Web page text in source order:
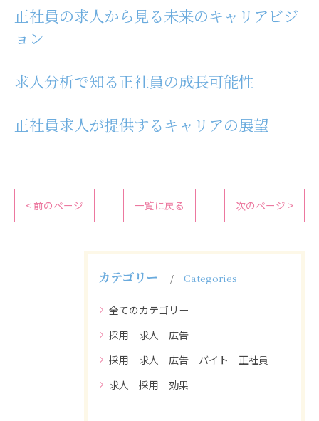
正社員の求人から見る未来のキャリアビジ
ョン
求人分析で知る正社員の成長可能性
正社員求人が提供するキャリアの展望
< 前のページ 一覧に戻る 次のページ >
カテゴリー Categories
全てのカテゴリー
採用 求人 広告
採用 求人 広告 バイト 正社員
求人 採用 効果